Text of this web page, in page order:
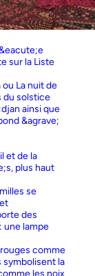
sur la Liste
La nuit de
du solstice
ainsi que
&agrave;
et de la
plus haut
se
des
une lampe
comme
symbolisent la